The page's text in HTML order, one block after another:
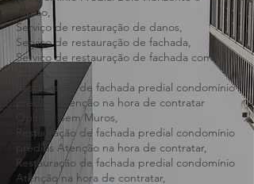
de Belo Horizonte,
Condomínio Predial Belo Horizonte e
região,
Serviço de restauração de danos,
Serviço de restauração de fachada,
Serviço de restauração de fachada com
Danos,
Restauração de fachada predial condomínio
prédios Atenção na hora de contratar
Opinião Sem Muros,
Restauração de fachada predial condomínio
prédios Atenção na hora de contratar,